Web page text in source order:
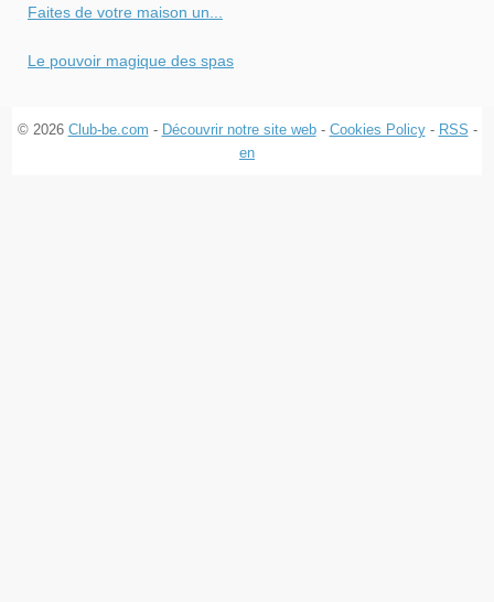
Faites de votre maison un...
Le pouvoir magique des spas
© 2026 Club-be.com - Découvrir notre site web- Cookies Policy- RSS -
en